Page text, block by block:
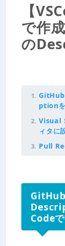
【
で作
の
ption
Visual
ィタに
Pull
Code